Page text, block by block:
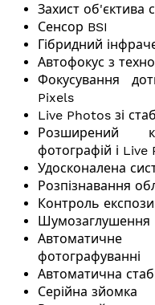
Захист об'єктива
Сенсор BSI
Гібридний
Автофокус з
Фокусування
Pixels
Live Photos зі
Розширений
фотографій і Live
Удосконалена
Розпізнавання
Контроль
Шумозаглушення
фотографуванні
Автоматична
Серійна зйомка